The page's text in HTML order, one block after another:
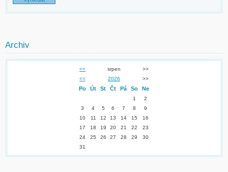
Archiv
<< srpen
>>
<<
2026 >>
Po Út St Čt Pá So Ne
1
2
3
4 5 6 7 8
9
10
11 12 13 14 15
16
17
18 19 20 21 22
23
24
25 26 27 28 29
30
31